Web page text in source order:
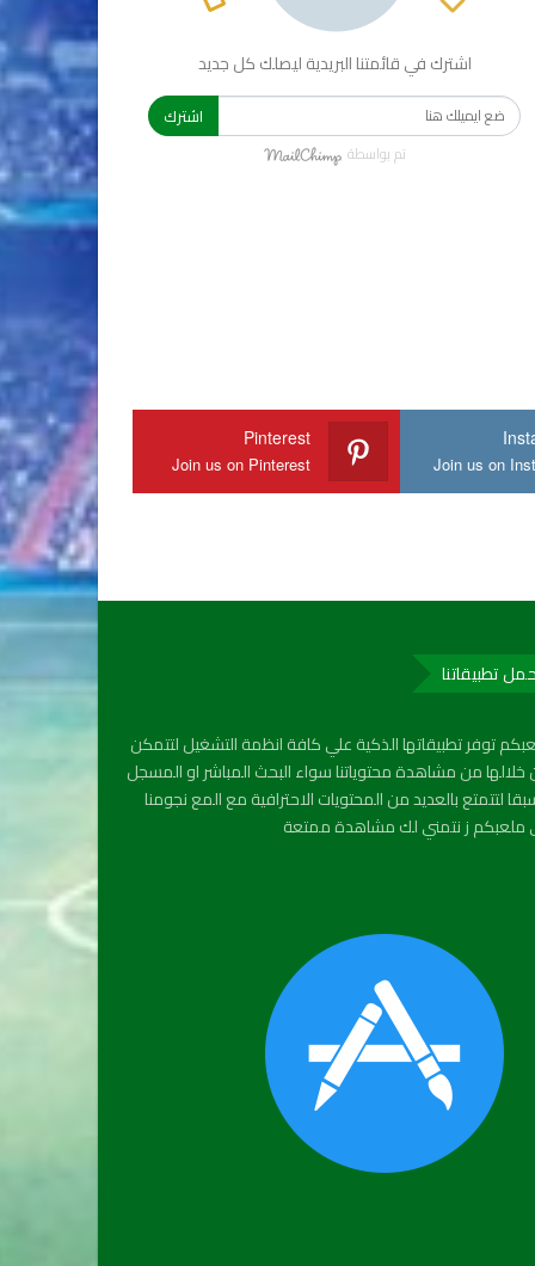
اشترك في قائمتنا البريدية ليصلك كل جديد
اشترك
تم بواسطة
Join us on
Pinterest
Join us on Pinterest
تطبيقاتنا
توفر تطبيقاتها الذكية علي كافة انظمة التشغيل لتتمكن
من مشاهدة محتوياتنا سواء البحث المباشر او المسجل
لتتمتع بالعديد من المحتويات الاحترافية مع المع نجومنا
ز نتمني لك مشاهدة ممتعة